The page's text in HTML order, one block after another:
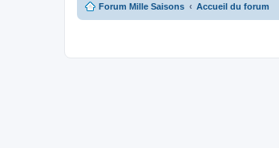
Forum Mille Saisons Accueil du forum